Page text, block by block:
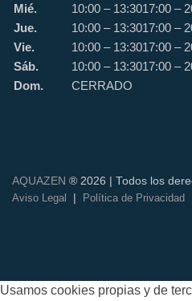
Mié.
10:00 – 13:3017:00 –
Jue.
10:00 – 13:3017:00 –
Vie.
10:00 – 13:3017:00 –
Sáb.
10:00 – 13:3017:00 –
Dom.
CERRADO
AQUAZEN ® 2026 | Todos los
Aviso Legal | Política de Privacidad
Usamos cookies propias y de